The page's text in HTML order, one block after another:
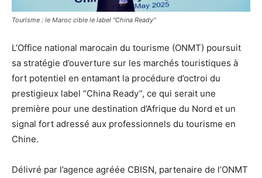
Tourisme : le Maroc cible le label "China Ready"
L’Office national marocain du tourisme (ONMT) poursuit
sa stratégie d’ouverture sur les marchés touristiques à
fort potentiel en entamant la procédure d’octroi du
prestigieux label “China Ready”, ce qui serait une
première pour une destination d’Afrique du Nord et un
signal fort adressé aux professionnels du tourisme en
Chine.
Délivré par l’agence agréée CBISN, partenaire de l’ONMT